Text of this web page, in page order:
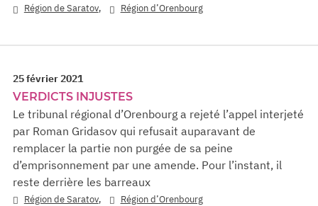
Région de Saratov, Région d’Orenbourg
25 février 2021
VERDICTS INJUSTES
Le tribunal régional d’Orenbourg a rejeté l’appel interjeté
par Roman Gridasov qui refusait auparavant de
remplacer la partie non purgée de sa peine
d’emprisonnement par une amende. Pour l’instant, il
reste derrière les barreaux
Région de Saratov, Région d’Orenbourg